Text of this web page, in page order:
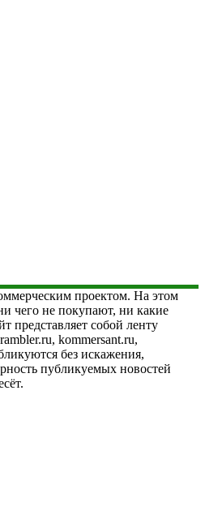
проектом. На этом
чего не покупают, ни какие
представляет собой ленту
kommersant.ru,
без искажения,
публикуемых новостей